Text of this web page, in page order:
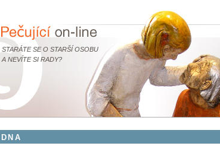
STARÁTE SE O STARŠÍ OSOBU
A NEVÍTE SI RADY?